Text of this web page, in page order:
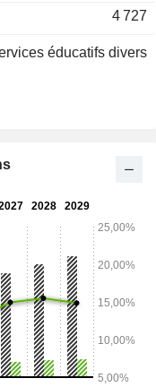
la technologie aux
Medicine dispense un
et à Preston, au
forme des
ligne. La Walden
à une gamme de
et le management
4 727
éducatifs divers